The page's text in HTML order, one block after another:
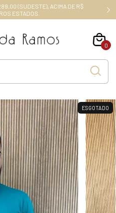
(SUDESTE), ACIMA DE R$
ESTADOS.
0
ESGOTADO